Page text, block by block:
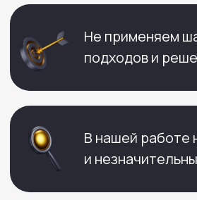
+7 495 532-05-77
г. Москва
info@bondyakov-group.ru